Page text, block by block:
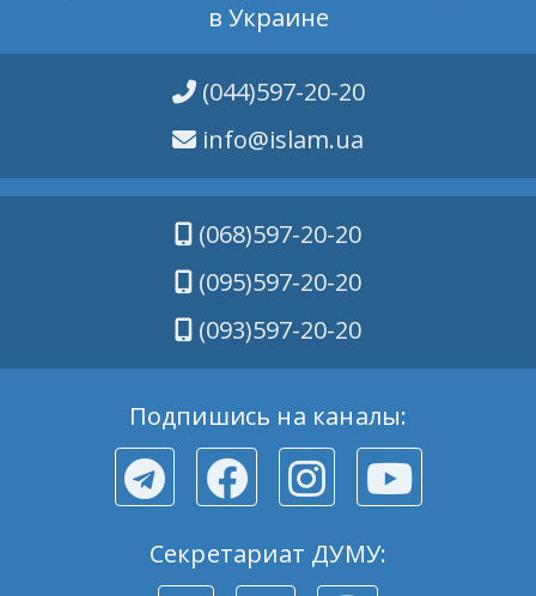
в Украине
(044)597-20-20
info@islam.ua
(068)597-20-20
(095)597-20-20
(093)597-20-20
Подпишись на каналы:
Секретариат ДУМУ: